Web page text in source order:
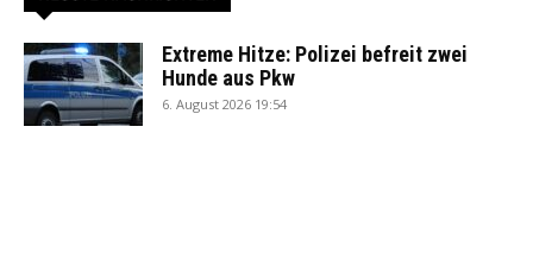
Extreme Hitze: Polizei befreit zwei
Hunde aus Pkw
6. August 2026 19:54